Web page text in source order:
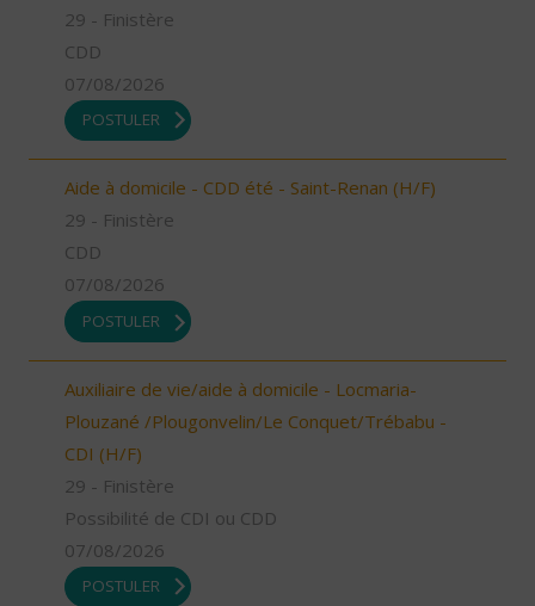
29 - Finistère
CDD
07/08/2026
POSTULER
Aide à domicile - CDD été - Saint-Renan (H/F)
29 - Finistère
CDD
07/08/2026
POSTULER
Auxiliaire de vie/aide à domicile - Locmaria-
Plouzané /Plougonvelin/Le Conquet/Trébabu -
CDI (H/F)
29 - Finistère
Possibilité de CDI ou CDD
07/08/2026
POSTULER